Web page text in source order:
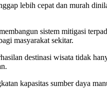
lebih cepat dan murah
sistem mitigasi
masyarakat sekitar.
destinasi wisata tidak
kapasitas sumber daya